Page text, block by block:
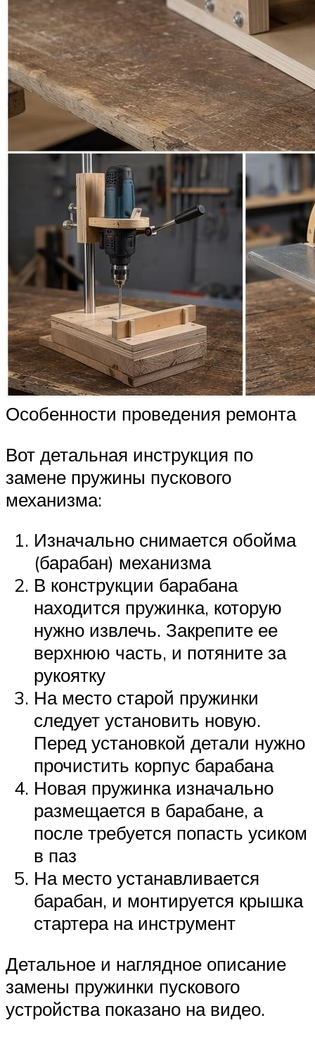
Особенности проведения ремонта
Вот детальная инструкция по
замене пружины пускового
механизма:
Изначально снимается обойма
(барабан) механизма
В конструкции барабана
находится пружинка, которую
нужно извлечь. Закрепите ее
верхнюю часть, и потяните за
рукоятку
На место старой пружинки
следует установить новую.
Перед установкой детали нужно
прочистить корпус барабана
Новая пружинка изначально
размещается в барабане, а
после требуется попасть усиком
в паз
На место устанавливается
барабан, и монтируется крышка
стартера на инструмент
Детальное и наглядное описание
замены пружинки пускового
устройства показано на видео.